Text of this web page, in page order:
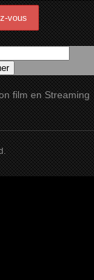
film en Streaming